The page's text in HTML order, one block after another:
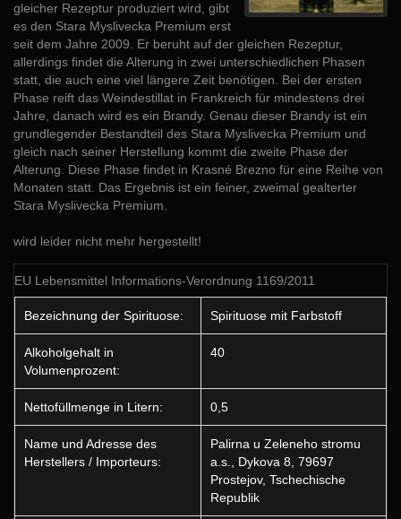
gleicher Rezeptur produziert wird, gibt
es den Stara Myslivecka Premium erst
seit dem Jahre 2009. Er beruht auf der gleichen Rezeptur,
allerdings findet die Alterung in zwei unterschiedlichen Phasen
statt, die auch eine viel längere Zeit benötigen. Bei der ersten
Phase reift das Weindestillat in Frankreich für mindestens drei
Jahre, danach wird es ein Brandy. Genau dieser Brandy ist ein
grundlegender Bestandteil des Stara Myslivecka Premium und
gleich nach seiner Herstellung kommt die zweite Phase der
Alterung. Diese Phase findet in Krasné Brezno für eine Reihe von
Monaten statt. Das Ergebnis ist ein feiner, zweimal gealterter
Stara Myslivecka Premium.
wird leider nicht mehr hergestellt!
EU Lebensmittel Informations-Verordnung 1169/2011
Bezeichnung der Spirituose: Spirituose mit Farbstoff
Alkoholgehalt in
Volumenprozent:
40
Nettofüllmenge in Litern: 0,5
Name und Adresse des
Herstellers / Importeurs:
Palirna u Zeleneho stromu
a.s., Dykova 8, 79697
Prostejov, Tschechische
Republik